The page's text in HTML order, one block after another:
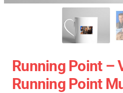
Running Point –
Running Point